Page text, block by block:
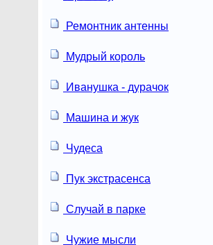
Ремонтник антенны
Мудрый король
Иванушка - дурачок
Машина и жук
Чудеса
Пук экстрасенса
Случай в парке
Чужие мысли